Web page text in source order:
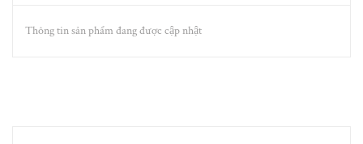
Thông tin sản phẩm đang được cập nhật